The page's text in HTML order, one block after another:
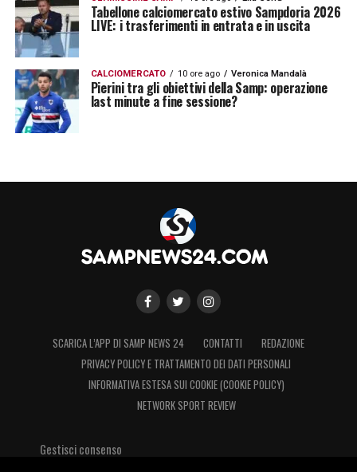
Tabellone calciomercato estivo Sampdoria 2026
LIVE: i trasferimenti in entrata e in uscita
CALCIOMERCATO 10 ore ago Veronica Mandalà
Pierini tra gli obiettivi della Samp: operazione
last minute a fine sessione?
SCARICA L’APP DI SAMP NEWS 24 CONTATTI
REDAZIONE
PRIVACY POLICY E TRATTAMENTO DEI DATI PERSONALI
INFORMATIVA ESTESA SUI COOKIE (COOKIE POLICY)
NETWORK SPORT REVIEW
Gestisci consenso